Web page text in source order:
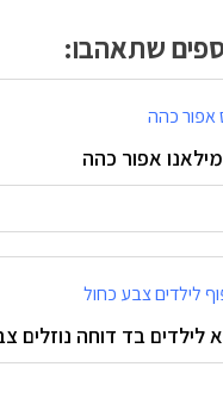
שתאהבו:
אפור כהה
לילדים בד דוחה נוזלים